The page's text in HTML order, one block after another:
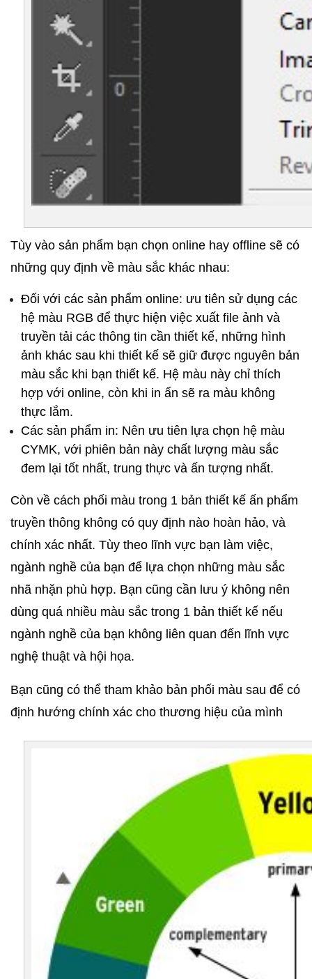
Tùy vào sản phẩm bạn chọn online hay offline sẽ có
những quy định về màu sắc khác nhau:
Đối với các sản phẩm online: ưu tiên sử dụng các
hệ màu RGB để thực hiện việc xuất file ảnh và
truyền tải các thông tin cần thiết kế, những hình
ảnh khác sau khi thiết kế sẽ giữ được nguyên bản
màu sắc khi bạn thiết kế. Hệ màu này chỉ thích
hợp với online, còn khi in ấn sẽ ra màu không
thực lắm.
Các sản phẩm in: Nên ưu tiên lựa chọn hệ màu
CYMK, với phiên bản này chất lượng màu sắc
đem lại tốt nhất, trung thực và ấn tượng nhất.
Còn về cách phối màu trong 1 bản thiết kế ấn phẩm
truyền thông không có quy định nào hoàn hảo, và
chính xác nhất. Tùy theo lĩnh vực bạn làm việc,
ngành nghề của bạn để lựa chọn những màu sắc
nhã nhặn phù hợp. Bạn cũng cần lưu ý không nên
dùng quá nhiều màu sắc trong 1 bản thiết kế nếu
ngành nghề của bạn không liên quan đến lĩnh vực
nghệ thuật và hội họa.
Bạn cũng có thể tham khảo bản phối màu sau để có
định hướng chính xác cho thương hiệu của mình